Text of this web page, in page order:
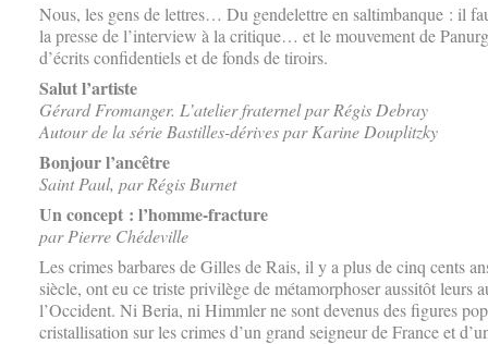
Nous, les gens de lettres… Du gendelettre en saltimbanque : il
la presse de l’interview à la critique… et le mouvement de
d’écrits confidentiels et de fonds de tiroirs.
Salut l’artiste
Gérard Fromanger. L’atelier fraternel par Régis Debray
Autour de la série Bastilles-dérives par Karine Douplitzky
Bonjour l’ancêtre
Saint Paul, par Régis Burnet
Un concept : l’homme-fracture
par Pierre Chédeville
Les crimes barbares de Gilles de Rais, il y a plus de cinq cents
siècle, ont eu ce triste privilège de métamorphoser aussitôt leurs
l’Occident. Ni Beria, ni Himmler ne sont devenus des figures
cristallisation sur les crimes d’un grand seigneur de France et